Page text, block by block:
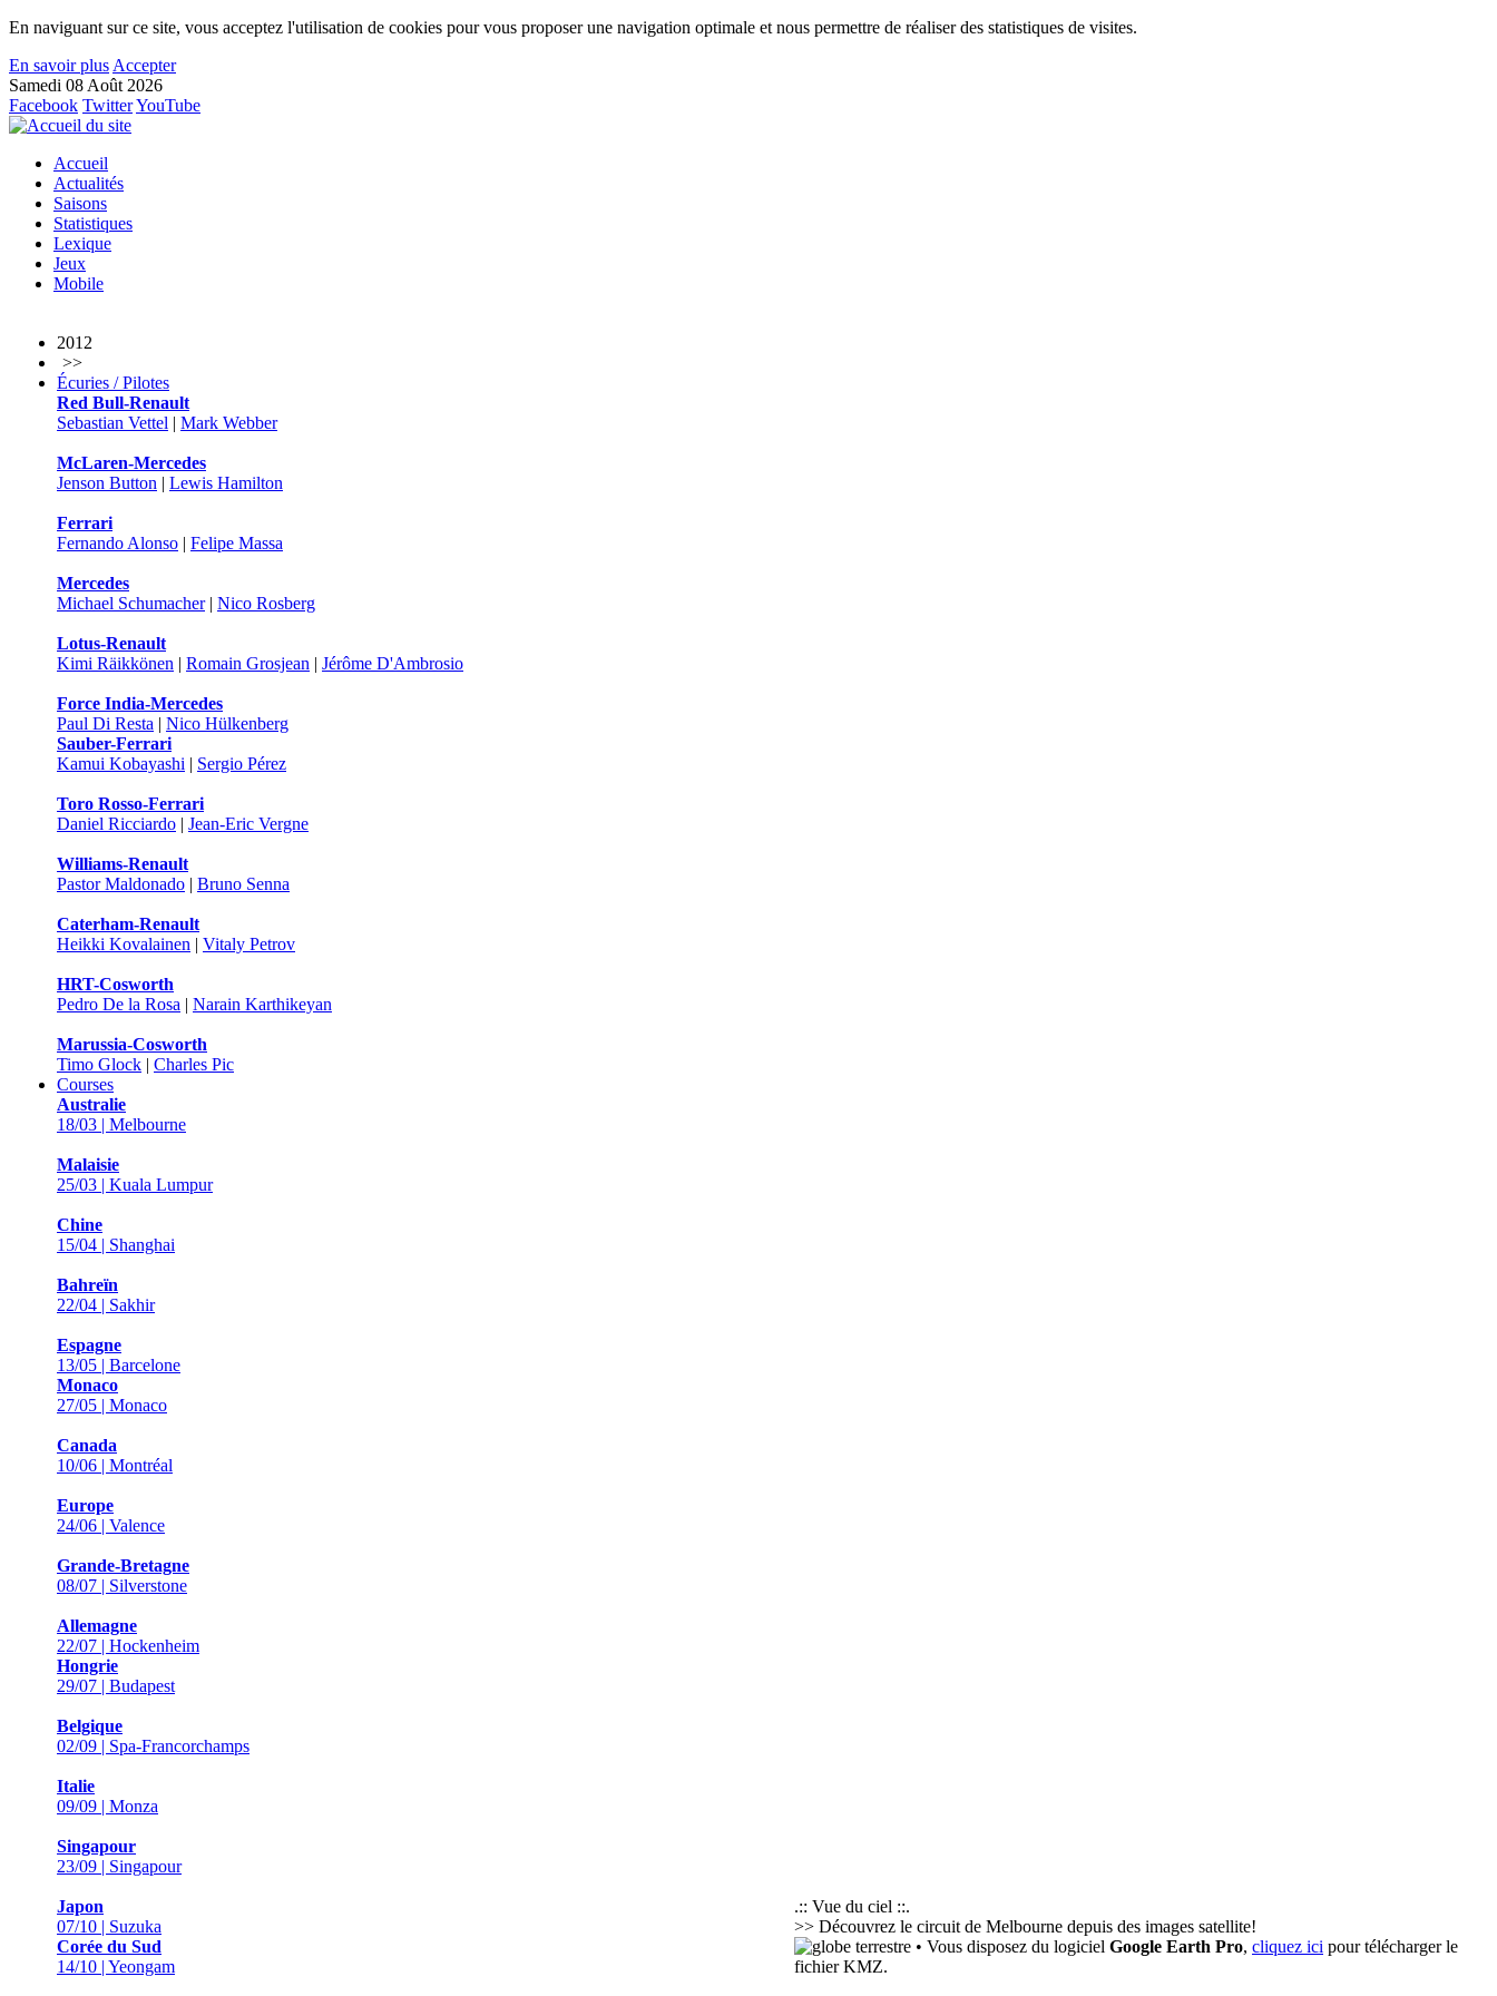
En naviguant sur ce site, vous acceptez l'utilisation de cookies pour vous proposer une navigation optimale et nous permettre de réaliser des statistiques de visites.
En savoir plus Accepter
Samedi 08 Août 2026
Facebook TwitterYouTube
Accueil
Actualités
Saisons
Statistiques
Lexique
Jeux
Mobile
2012
>>
Écuries / Pilotes
Red Bull-Renault
Sebastian Vettel | Mark Webber
McLaren-Mercedes
Jenson Button | Lewis Hamilton
Ferrari
Fernando Alonso | Felipe Massa
Mercedes
Michael Schumacher| Nico Rosberg
Lotus-Renault
Kimi Räikkönen | Romain Grosjean | Jérôme D'Ambrosio
Force India-Mercedes
Paul Di Resta | Nico Hülkenberg
Sauber-Ferrari
Kamui Kobayashi | Sergio Pérez
Toro Rosso-Ferrari
Daniel Ricciardo | Jean-Eric Vergne
Williams-Renault
Pastor Maldonado | Bruno Senna
Caterham-Renault
Heikki Kovalainen | Vitaly Petrov
HRT-Cosworth
Pedro De la Rosa | Narain Karthikeyan
Marussia-Cosworth
Timo Glock | Charles Pic
Courses
Australie
18/03 | Melbourne
Malaisie
25/03 | Kuala Lumpur
Chine
15/04 | Shanghai
Bahreïn
22/04 | Sakhir
Espagne
13/05 | Barcelone
Monaco
27/05 | Monaco
Canada
10/06 | Montréal
Europe
24/06 | Valence
Grande-Bretagne
08/07 | Silverstone
Allemagne
22/07 | Hockenheim
Hongrie
29/07 | Budapest
Belgique
02/09 | Spa-Francorchamps
Italie
09/09 | Monza
Singapour
23/09 | Singapour
Japon
07/10 | Suzuka
Corée du Sud
14/10 | Yeongam
.:: Vue du ciel ::.
>> Découvrez le circuit de Melbourne depuis des images satellite!
• Vous disposez du logiciel Google Earth Pro, cliquez ici pour télécharger le
fichier KMZ.